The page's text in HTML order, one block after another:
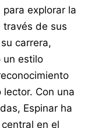
explorar la
través de sus
carrera,
un estilo
Con una
Espinar ha
en el